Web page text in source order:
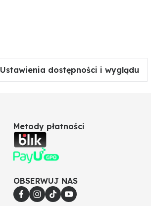
Ustawienia dostępności i wyglądu
Metody płatności
OBSERWUJ NAS